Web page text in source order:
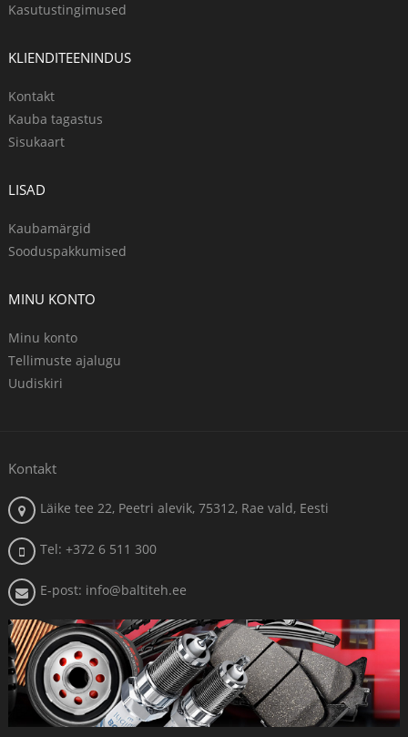
Kasutustingimused
KLIENDITEENINDUS
Kontakt
Kauba tagastus
Sisukaart
LISAD
Kaubamärgid
Sooduspakkumised
MINU KONTO
Minu konto
Tellimuste ajalugu
Uudiskiri
Kontakt
Läike tee 22, Peetri alevik, 75312, Rae vald, Eesti
Tel: +372 6 511 300
E-post: info@baltiteh.ee